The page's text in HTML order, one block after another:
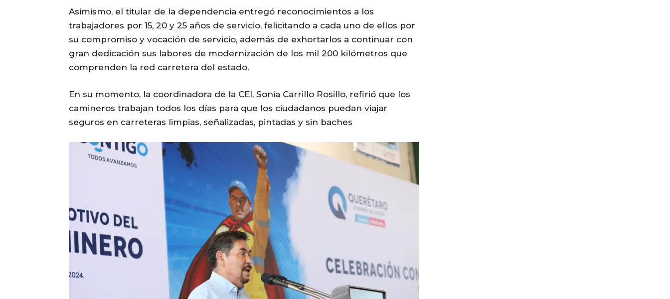
Asimismo, el titular de la dependencia entregó reconocimientos a los
trabajadores por 15, 20 y 25 años de servicio, felicitando a cada uno de ellos por
su compromiso y vocación de servicio, además de exhortarlos a continuar con
gran dedicación sus labores de modernización de los mil 200 kilómetros que
comprenden la red carretera del estado.
En su momento, la coordinadora de la CEI, Sonia Carrillo Rosillo, refirió que los
camineros trabajan todos los días para que los ciudadanos puedan viajar
seguros en carreteras limpias, señalizadas, pintadas y sin baches